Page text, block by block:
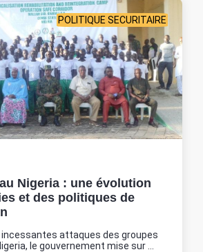
Nigeria : une évolution
et des politiques de
POLITIQUE SECURITAIRE
incessantes attaques des groupes
le gouvernement mise sur ...